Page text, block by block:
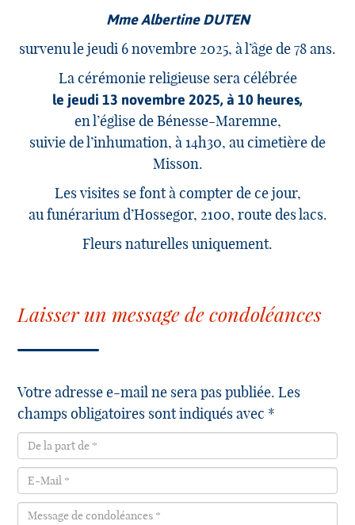
Mme Albertine DUTEN
survenu le jeudi 6 novembre 2025, à l’âge de 78 ans.
La cérémonie religieuse sera célébrée
le jeudi 13 novembre 2025, à 10 heures,
en l’église de Bénesse-Maremne,
suivie de l’inhumation, à 14h30, au cimetière de
Misson.
Les visites se font à compter de ce jour,
au funérarium d’Hossegor, 2100, route des lacs.
Fleurs naturelles uniquement.
Laisser un message de condoléances
Votre adresse e-mail ne sera pas publiée. Les
champs obligatoires sont indiqués avec *